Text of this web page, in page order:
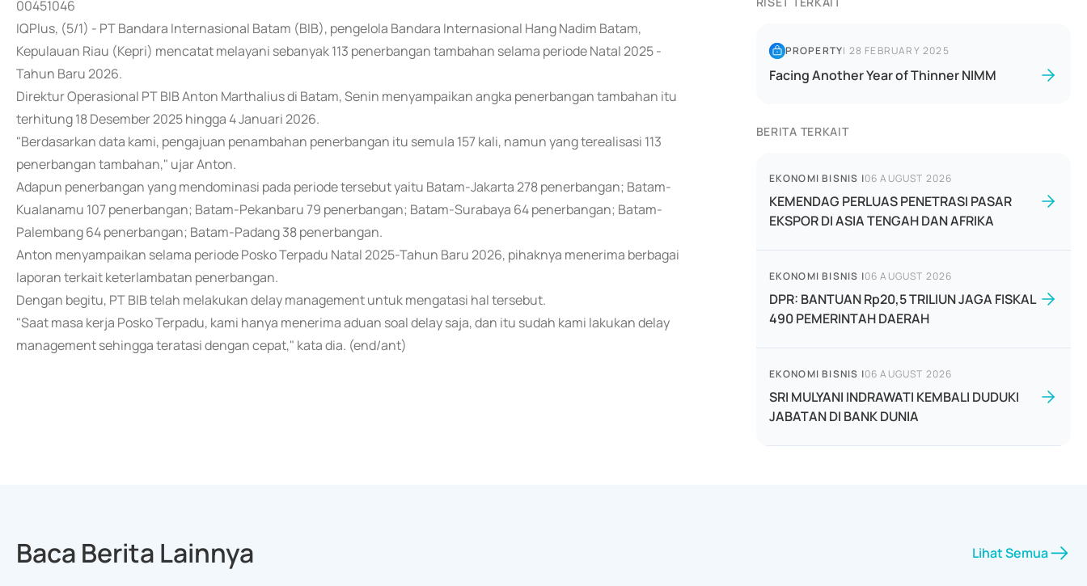
00451046
IQPlus, (5/1) - PT Bandara Internasional Batam (BIB), pengelola Bandara Internasional Hang Nadim Batam,
Kepulauan Riau (Kepri) mencatat melayani sebanyak 113 penerbangan tambahan selama periode Natal 2025 -
Tahun Baru 2026.
Direktur Operasional PT BIB Anton Marthalius di Batam, Senin menyampaikan angka penerbangan tambahan itu
terhitung 18 Desember 2025 hingga 4 Januari 2026.
"Berdasarkan data kami, pengajuan penambahan penerbangan itu semula 157 kali, namun yang terealisasi 113
penerbangan tambahan," ujar Anton.
Adapun penerbangan yang mendominasi pada periode tersebut yaitu Batam-Jakarta 278 penerbangan; Batam-
Kualanamu 107 penerbangan; Batam-Pekanbaru 79 penerbangan; Batam-Surabaya 64 penerbangan; Batam-
Palembang 64 penerbangan; Batam-Padang 38 penerbangan.
Anton menyampaikan selama periode Posko Terpadu Natal 2025-Tahun Baru 2026, pihaknya menerima berbagai
laporan terkait keterlambatan penerbangan.
Dengan begitu, PT BIB telah melakukan delay management untuk mengatasi hal tersebut.
"Saat masa kerja Posko Terpadu, kami hanya menerima aduan soal delay saja, dan itu sudah kami lakukan delay
management sehingga teratasi dengan cepat," kata dia. (end/ant)
PROPERTY| 28 FEBRUARY 2025
Facing Another Year of Thinner NIMM
BERITA TERKAIT
EKONOMI BISNIS |06 AUGUST 2026
KEMENDAG PERLUAS PENETRASI PASAR
EKSPOR DI ASIA TENGAH DAN AFRIKA
EKONOMI BISNIS |06 AUGUST 2026
DPR: BANTUAN Rp20,5 TRILIUN JAGA FISKAL
490 PEMERINTAH DAERAH
EKONOMI BISNIS |06 AUGUST 2026
SRI MULYANI INDRAWATI KEMBALI DUDUKI
JABATAN DI BANK DUNIA
Baca Berita Lainnya Lihat Semua